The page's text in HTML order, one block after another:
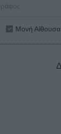
Μονή Αίθουσα